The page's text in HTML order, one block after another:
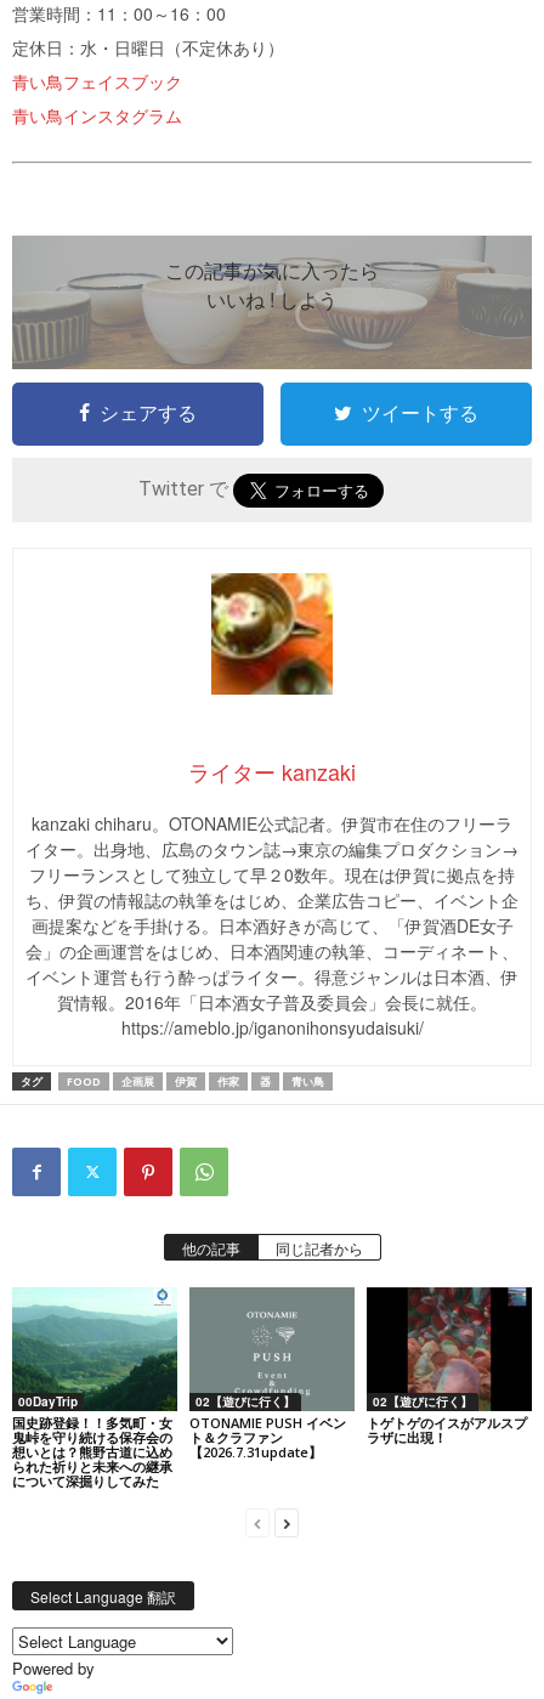
営業時間：11：00～16：00
定休日：水・日曜日（不定休あり）
青い鳥フェイスブック
青い鳥インスタグラム
この記事が気に入ったら
いいね ! しよう
シェアする ツイートする
Twitter で
ライター kanzaki
kanzaki chiharu。OTONAMIE公式記者。伊賀市在住のフリーラ
イター。出身地、広島のタウン誌→東京の編集プロダクション→
フリーランスとして独立して早２0数年。現在は伊賀に拠点を持
ち、伊賀の情報誌の執筆をはじめ、企業広告コピー、イベント企
画提案などを手掛ける。日本酒好きが高じて、「伊賀酒DE女子
会」の企画運営をはじめ、日本酒関連の執筆、コーディネート、
イベント運営も行う酔っぱライター。得意ジャンルは日本酒、伊
賀情報。2016年「日本酒女子普及委員会」会長に就任。
https://ameblo.jp/iganonihonsyudaisuki/
タグ FOOD 企画展 伊賀 作家 器 青い鳥
他の記事 同じ記者から
00DayTrip
国史跡登録！！多気町・女
鬼峠を守り続ける保存会の
想いとは？熊野古道に込め
られた祈りと未来への継承
について深掘りしてみた
02【遊びに行く】
OTONAMIE PUSH イベン
ト＆クラファン
【2026.7.31update】
02【遊びに行く】
トゲトゲのイスがアルスプ
ラザに出現！
Select Language 翻訳
Powered by